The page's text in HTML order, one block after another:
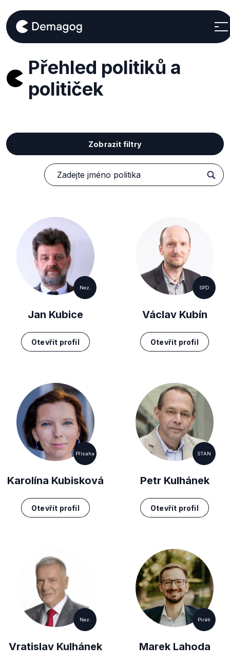
Přehled politiků a
političek
Zobrazit filtry
Nez.
Jan Kubice
Otevřít profil
SPD
Václav Kubín
Otevřít profil
Přísaha
Karolína Kubisková
Otevřít profil
STAN
Petr Kulhánek
Otevřít profil
Nez.
Vratislav Kulhánek
Piráti
Marek Lahoda